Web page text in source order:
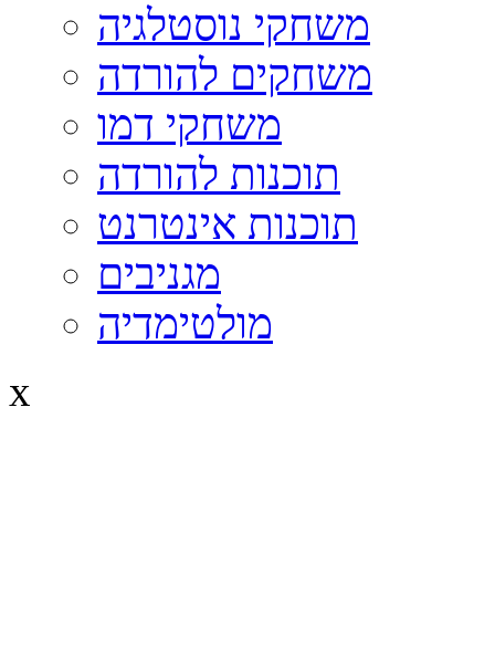
משחקי נוסטלגיה
משחקים להורדה
משחקי דמו
תוכנות להורדה
תוכנות אינטרנט
מגניבים
מולטימדיה
x